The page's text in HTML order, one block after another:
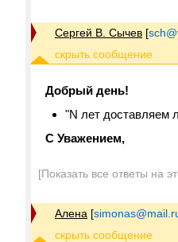
Сергей В. Сычев [
Добрый день!
"N лет доставляем
С Уважением,
[Показать все ответы на
Алена [